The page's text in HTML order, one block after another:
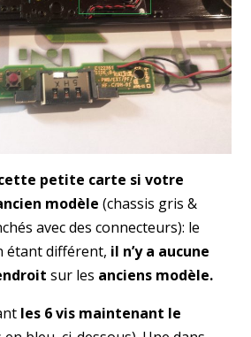
petite carte si votre
modèle (chassis gris &
avec des connecteurs): le
étant différent, il n’y a aucune
sur les anciens modèle.
les 6 vis maintenant le